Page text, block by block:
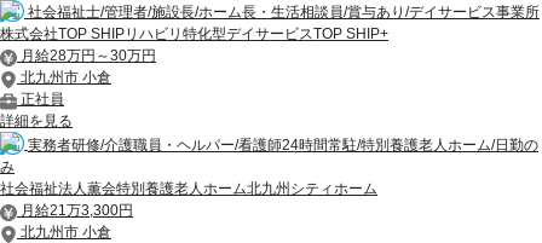
社会福祉士/管理者/施設長/ホーム長・生活相談員/賞与あり/デイサービス事業所
株式会社TOP SHIPリハビリ特化型デイサービスTOP SHIP+
月給28万円～30万円
北九州市 小倉
正社員
詳細を見る
実務者研修/介護職員・ヘルパー/看護師24時間常駐/特別養護老人ホーム/日勤の
み
社会福祉法人薫会特別養護老人ホーム北九州シティホーム
月給21万3,300円
北九州市 小倉